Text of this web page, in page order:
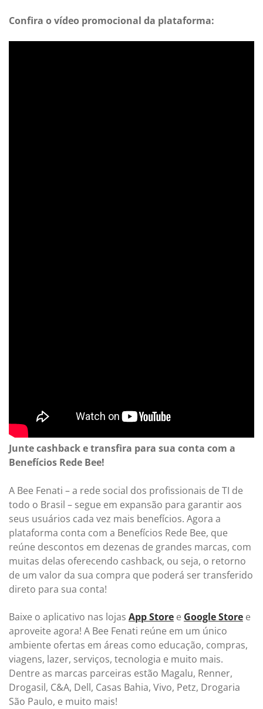
Confira o vídeo promocional da plataforma:
Junte cashback e transfira para sua conta com a
Benefícios Rede Bee!
A Bee Fenati – a rede social dos profissionais de TI de
todo o Brasil – segue em expansão para garantir aos
seus usuários cada vez mais benefícios. Agora a
plataforma conta com a Benefícios Rede Bee, que
reúne descontos em dezenas de grandes marcas, com
muitas delas oferecendo cashback, ou seja, o retorno
de um valor da sua compra que poderá ser transferido
direto para sua conta!
Baixe o aplicativo nas lojas App Store e Google Store e
aproveite agora! A Bee Fenati reúne em um único
ambiente ofertas em áreas como educação, compras,
viagens, lazer, serviços, tecnologia e muito mais.
Dentre as marcas parceiras estão Magalu, Renner,
Drogasil, C&A, Dell, Casas Bahia, Vivo, Petz, Drogaria
São Paulo, e muito mais!